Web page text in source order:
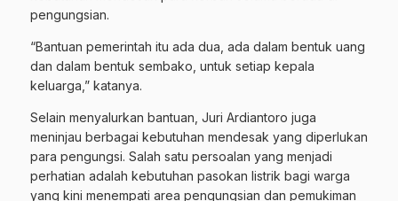
pengungsian.
“Bantuan pemerintah itu ada dua, ada dalam bentuk uang
dan dalam bentuk sembako, untuk setiap kepala
keluarga,” katanya.
Selain menyalurkan bantuan, Juri Ardiantoro juga
meninjau berbagai kebutuhan mendesak yang diperlukan
para pengungsi. Salah satu persoalan yang menjadi
perhatian adalah kebutuhan pasokan listrik bagi warga
yang kini menempati area pengungsian dan pemukiman